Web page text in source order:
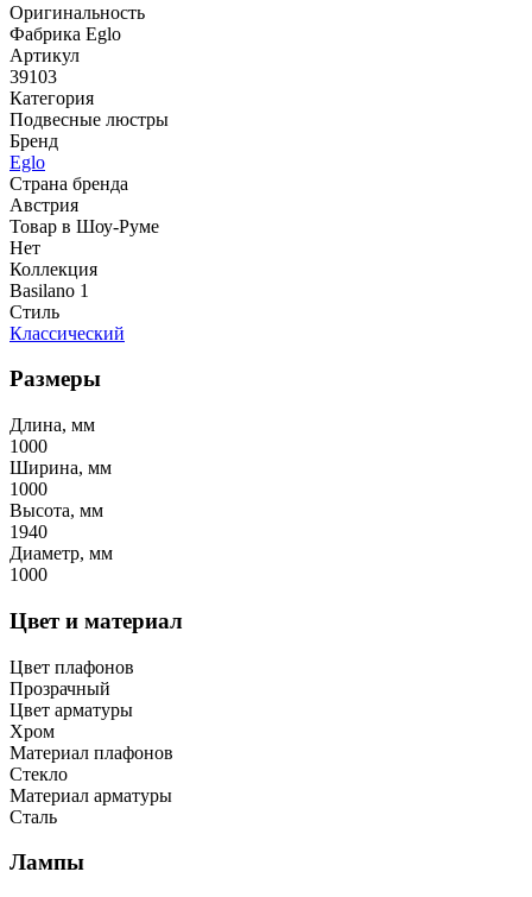
Оригинальность
Фабрика Eglo
Артикул
39103
Категория
Подвесные люстры
Бренд
Eglo
Страна бренда
Австрия
Товар в Шоу-Руме
Нет
Коллекция
Basilano 1
Стиль
Классический
Размеры
Длина, мм
1000
Ширина, мм
1000
Высота, мм
1940
Диаметр, мм
1000
Цвет и материал
Цвет плафонов
Прозрачный
Цвет арматуры
Хром
Материал плафонов
Стекло
Материал арматуры
Сталь
Лампы